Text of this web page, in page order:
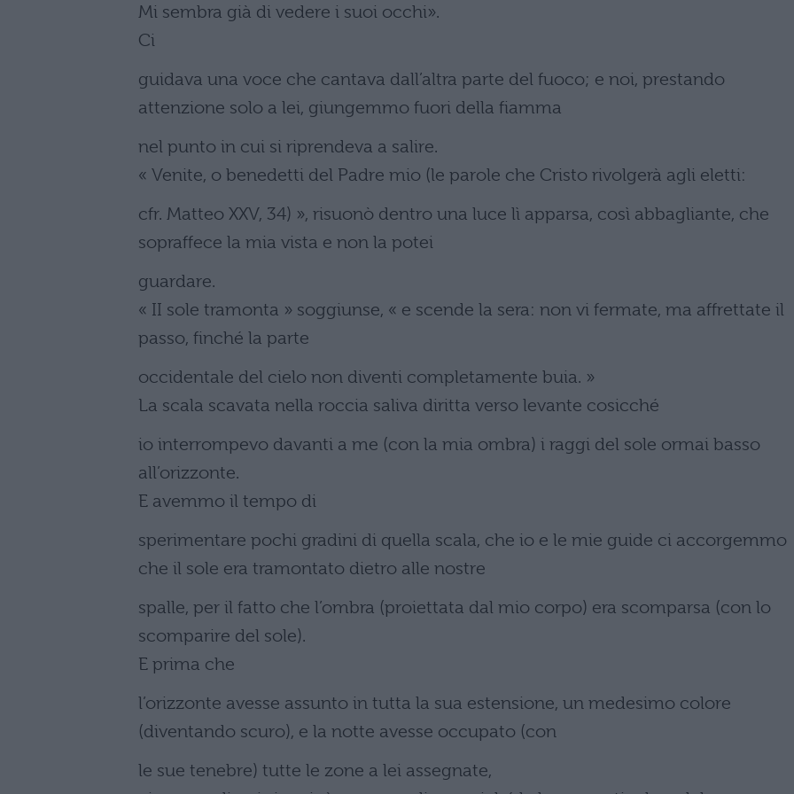
Mi sembra già di vedere i suoi occhi».
Ci
guidava una voce che cantava dall’altra parte del fuoco; e noi, prestando
attenzione solo a lei, giungemmo fuori della fiamma
nel punto in cui si riprendeva a salire.
« Venite, o benedetti del Padre mio (le parole che Cristo rivolgerà agli eletti:
cfr. Matteo XXV, 34) », risuonò dentro una luce lì apparsa, così abbagliante, che
sopraffece la mia vista e non la potei
guardare.
« II sole tramonta » soggiunse, « e scende la sera: non vi fermate, ma affrettate il
passo, finché la parte
occidentale del cielo non diventi completamente buia. »
La scala scavata nella roccia saliva diritta verso levante cosicché
io interrompevo davanti a me (con la mia ombra) i raggi del sole ormai basso
all’orizzonte.
E avemmo il tempo di
sperimentare pochi gradini di quella scala, che io e le mie guide ci accorgemmo
che il sole era tramontato dietro alle nostre
spalle, per il fatto che l’ombra (proiettata dal mio corpo) era scomparsa (con lo
scomparire del sole).
E prima che
l’orizzonte avesse assunto in tutta la sua estensione, un medesimo colore
(diventando scuro), e la notte avesse occupato (con
le sue tenebre) tutte le zone a lei assegnate,